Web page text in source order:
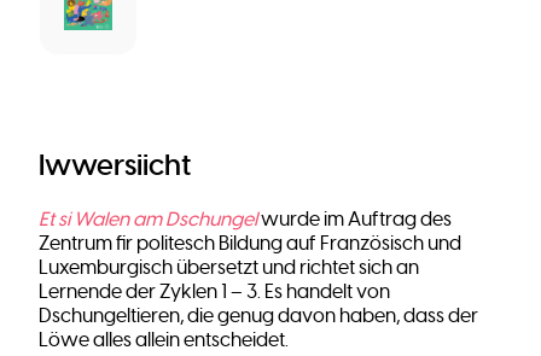
Iwwersiicht
Et si Walen am Dschungelwurde im Auftrag des
Zentrum fir politesch Bildung auf Französisch und
Luxemburgisch übersetzt und richtet sich an
Lernende der Zyklen 1 – 3. Es handelt von
Dschungeltieren, die genug davon haben, dass der
Löwe alles allein entscheidet.